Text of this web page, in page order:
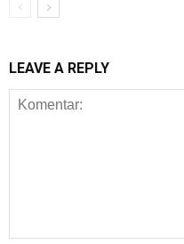
LEAVE A REPLY